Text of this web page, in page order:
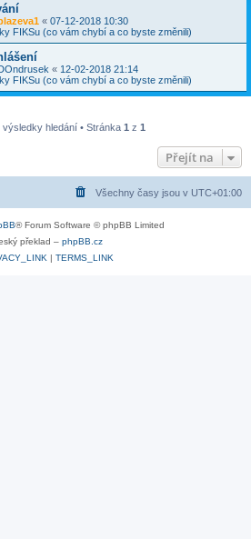
« 07-12-2018 10:30
FIKSu (co vám chybí a co byste změnili)
« 12-02-2018 21:14
FIKSu (co vám chybí a co byste změnili)
výsledky hledání • Stránka 1 z 1
Přejít na
Všechny časy jsou v UTC+01:00
® Forum Software © phpBB Limited
překlad – phpBB.cz
| TERMS_LINK